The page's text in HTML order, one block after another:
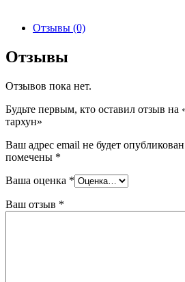
Отзывы (0)
Отзывы
Отзывов пока нет.
Будьте первым, кто оставил отзыв
тархун»
Ваш адрес email не будет
помечены *
Ваша оценка *
Ваш отзыв *